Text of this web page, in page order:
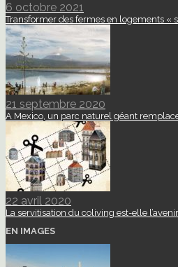
6 octobre 2021
Transformer des fermes en logements «
21 septembre 2020
A Mexico, un parc naturel géant
22 avril 2020
La servitisation du coliving est-elle
EN IMAGES